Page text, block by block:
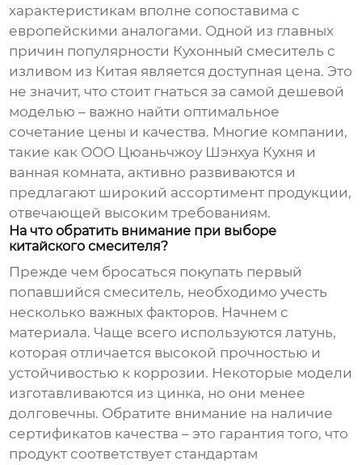
характеристикам вполне сопоставима с
европейскими аналогами. Одной из главных
причин популярности Кухонный смеситель с
изливом из Китая является доступная цена. Это
не значит, что стоит гнаться за самой дешевой
моделью – важно найти оптимальное
сочетание цены и качества. Многие компании,
такие как ООО Цюаньчжоу Шэнхуа Кухня и
ванная комната, активно развиваются и
предлагают широкий ассортимент продукции,
отвечающей высоким требованиям.
На что обратить внимание при выборе
китайского смесителя?
Прежде чем бросаться покупать первый
попавшийся смеситель, необходимо учесть
несколько важных факторов. Начнем с
материала. Чаще всего используются латунь,
которая отличается высокой прочностью и
устойчивостью к коррозии. Некоторые модели
изготавливаются из цинка, но они менее
долговечны. Обратите внимание на наличие
сертификатов качества – это гарантия того, что
продукт соответствует стандартам